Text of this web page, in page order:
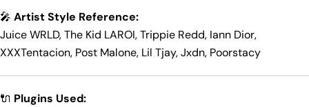
🎤 Artist Style Reference:
Juice WRLD, The Kid LAROI, Trippie Redd, Iann Dior,
XXXTentacion, Post Malone, Lil Tjay, Jxdn, Poorstacy
🔌 Plugins Used: